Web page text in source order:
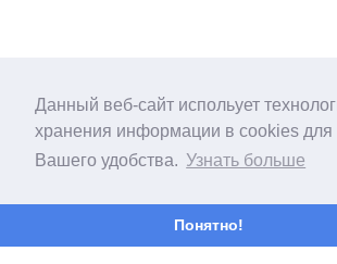
Данный веб-сайт испольует
хранения информации в cookies для
Вашего удобства. Узнать больше
Понятно!